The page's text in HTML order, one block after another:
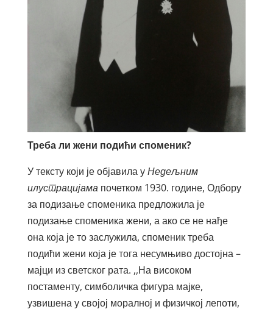
Треба ли жени подићи споменик?
У тексту који је објавила уНедељним
илустрацијамапочетком 1930. године, Одбору
за подизање споменика предложила је
подизање споменика жени, а ако се не нађе
она која је то заслужила, споменик треба
подићи жени која је тога несумњиво достојна –
мајци из светског рата. ,,На високом
постаменту, симболичка фигура мајке,
узвишена у својој моралној и физичкој лепоти,